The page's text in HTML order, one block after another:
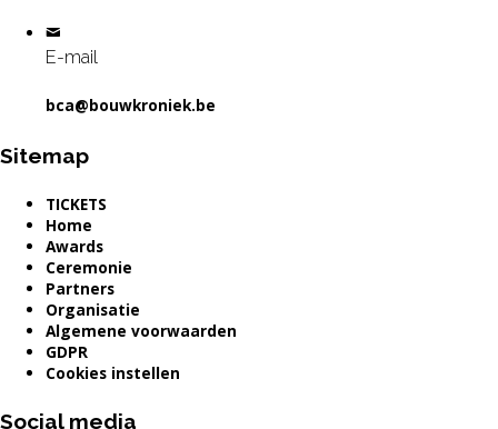
E-mail
bca@bouwkroniek.be
Sitemap
TICKETS
Home
Awards
Ceremonie
Partners
Organisatie
Algemene voorwaarden
GDPR
Cookies instellen
Social media